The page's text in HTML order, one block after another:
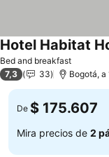
Bed and breakfast
Hotel Habitat
7,3 33 Bogotá, a
De $ 175.607
Mira precios de 2